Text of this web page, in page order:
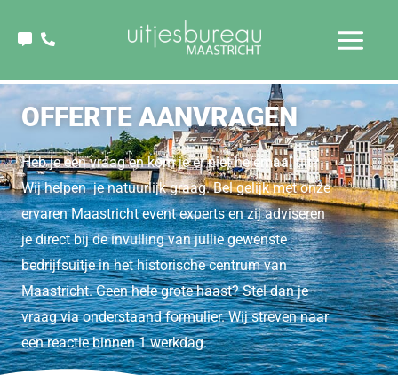
naar
inhoud
OFFERTE AANVRAGEN
Heb je een vraag en kom je er niet helemaal uit?
Wij helpen je natuurlijk graag. Bel gelijk met onze
ervaren Maastricht event experts en zij adviseren
je direct bij de invulling van jullie gewenste
bedrijfsuitje in het historische centrum van
Maastricht. Geen hele grote haast? Stel dan je
vraag via onderstaand formulier. Wij streven naar
een reactie binnen 1 werkdag.